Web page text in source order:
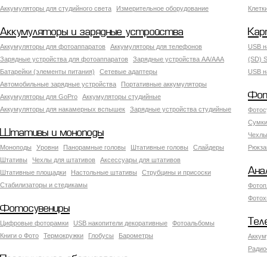
Аккумуляторы для студийного света
Измерительное оборудование
Аккумуляторы и зарядные устройства
Аккумуляторы для фотоаппаратов
Аккумуляторы для телефонов
Зарядные устройства для фотоаппаратов
Зарядные устройства AA/AAA
Батарейки (элементы питания)
Сетевые адаптеры
Автомобильные зарядные устройства
Портативные аккумуляторы
Аккумуляторы для GoPro
Аккумуляторы студийные
Аккумуляторы для накамерных вспышек
Зарядные устройства студийные
USB
(SD)
USB
Штативы и моноподы
Моноподы Уровни Панорамные головы Штативные головы
Слайдеры
Штативы
Чехлы для штативов
Аксессуары для штативов
Штативные площадки
Настольные штативы
Струбцины и присоски
Стабилизаторы и стедикамы
Фотосувениры
Цифровые фоторамки USB накопители декоративные
Фотоальбомы
Книги о Фото
Термокружки Глобусы Барометры